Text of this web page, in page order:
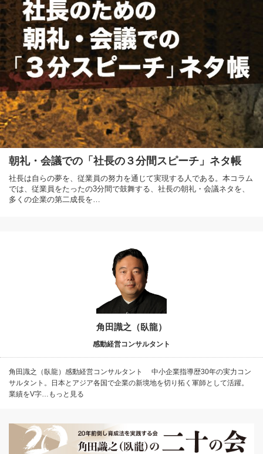
朝礼・会議での「社長の３分間スピーチ」ネタ帳
社長は自らの夢を、従業員の努力を通じて実現する人である。本コラム
では、従業員をたったの3分間で鼓舞する、社長の朝礼・会議ネタを、
多くの企業の第二成長を…
角田識之（臥龍）
感動経営コンサルタント
角田識之（臥龍）感動経営コンサルタント 中小企業指導歴30年の実力コン
サルタント。日本とアジア各国で企業の新境地を切り拓く軍師として活躍。
業績をV字…もっと見る